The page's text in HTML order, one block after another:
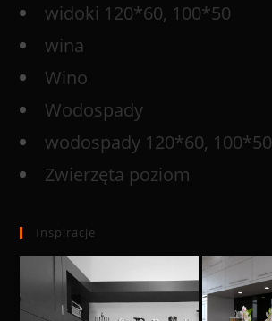
widoki 120*60, 100*50
wina
Wino
Wodospady
wodospady 120*60, 100*50
Zwierzęta poziom
Inspiracje